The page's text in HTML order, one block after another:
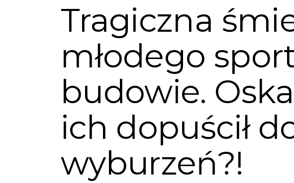
Tragiczna
młodego
budowie.
ich dopuścił
wyburzeń?!